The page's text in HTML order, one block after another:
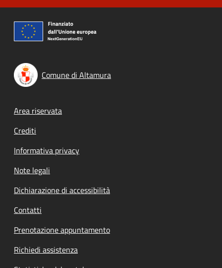
Comune di Altamura
Footer menu
Area riservata
Crediti
Informativa privacy
Note legali
Dichiarazione di accessibilità
Contatti
Prenotazione appuntamento
Richiedi assistenza